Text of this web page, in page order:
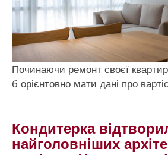
Починаючи ремонт своєї
б орієнтовно мати дані про
Кондитерка
найголовнiших